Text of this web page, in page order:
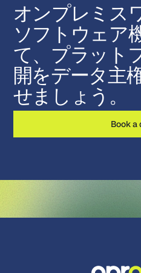
オンプレミス
ソフトウェア
て、プラット
開をデータ主
せましょう。
Book a